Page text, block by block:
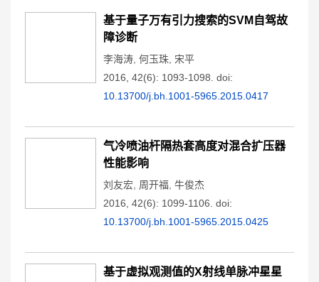
基于量子万有引力搜索的SVM自驾故
障诊断
李海涛 何玉珠 宋平
2016, 42(6): 1093-1098. doi:
10.13700/j.bh.1001-5965.2015.0417
气冷喷油杆隔热套高度对混合扩压器
性能影响
刘友宏 周开福 牛俊杰
2016, 42(6): 1099-1106. doi:
10.13700/j.bh.1001-5965.2015.0425
基于虚拟观测值的X射线单脉冲星星